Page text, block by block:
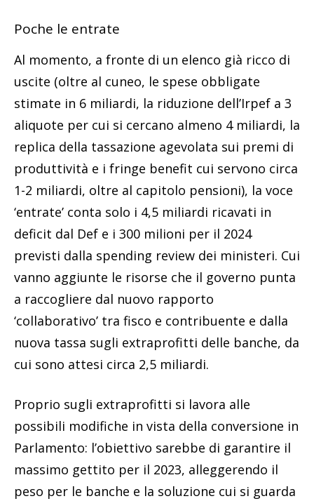
Poche le entrate
Al momento, a fronte di un elenco già ricco di
uscite (oltre al cuneo, le spese obbligate
stimate in 6 miliardi, la riduzione dell’Irpef a 3
aliquote per cui si cercano almeno 4 miliardi, la
replica della tassazione agevolata sui premi di
produttività e i fringe benefit cui servono circa
1-2 miliardi, oltre al capitolo pensioni), la voce
‘entrate’ conta solo i 4,5 miliardi ricavati in
deficit dal Def e i 300 milioni per il 2024
previsti dalla spending review dei ministeri. Cui
vanno aggiunte le risorse che il governo punta
a raccogliere dal nuovo rapporto
‘collaborativo’ tra fisco e contribuente e dalla
nuova tassa sugli extraprofitti delle banche, da
cui sono attesi circa 2,5 miliardi.
Proprio sugli extraprofitti si lavora alle
possibili modifiche in vista della conversione in
Parlamento: l’obiettivo sarebbe di garantire il
massimo gettito per il 2023, alleggerendo il
peso per le banche e la soluzione cui si guarda